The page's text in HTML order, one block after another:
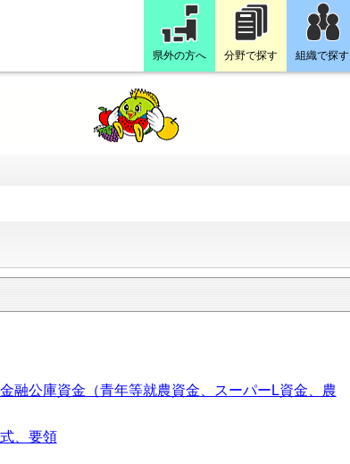
県外の方へ 分野で探す 組織で探す
融公庫資金（青年等就農資金、スーパーL資金、農
、要領